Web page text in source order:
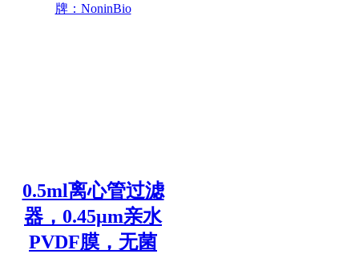
牌：NoninBio
0.5ml离心管过滤
器，0.45μm亲水
PVDF膜，无菌